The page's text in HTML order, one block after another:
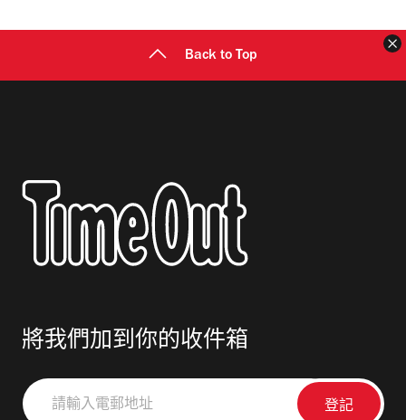
Back to Top
將我們加到你的收件箱
請
輸